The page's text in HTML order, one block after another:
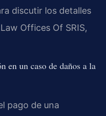
discutir los detalles
Offices Of SRIS,
en un caso de daños a la
pago de una